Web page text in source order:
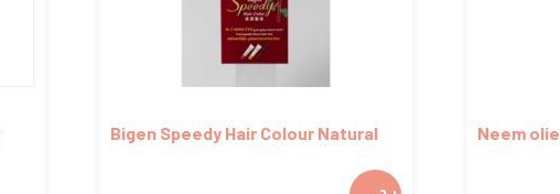
Bigen Speedy Hair Colour Natural
Neem olie